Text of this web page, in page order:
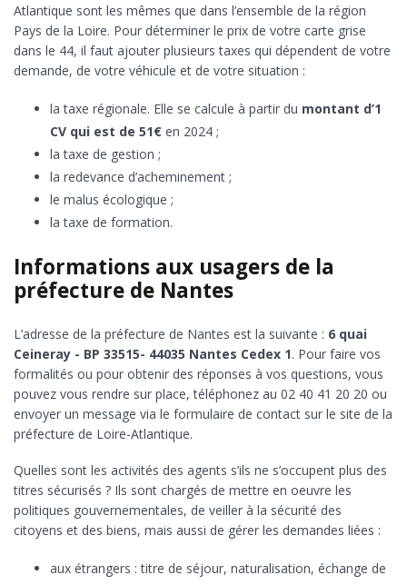
Atlantique sont les mêmes que dans l’ensemble de la région
Pays de la Loire. Pour déterminer le prix de votre carte grise
dans le 44, il faut ajouter plusieurs taxes qui dépendent de votre
demande, de votre véhicule et de votre situation :
la taxe régionale. Elle se calcule à partir du montant d’1
CV qui est de 51€ en 2024 ;
la taxe de gestion ;
la redevance d’acheminement ;
le malus écologique ;
la taxe de formation.
Informations aux usagers de la
préfecture de Nantes
L’adresse de la préfecture de Nantes est la suivante : 6 quai
Ceineray - BP 33515- 44035 Nantes Cedex 1. Pour faire vos
formalités ou pour obtenir des réponses à vos questions, vous
pouvez vous rendre sur place, téléphonez au 02 40 41 20 20 ou
envoyer un message via le formulaire de contact sur le site de la
préfecture de Loire-Atlantique.
Quelles sont les activités des agents s’ils ne s’occupent plus des
titres sécurisés ? Ils sont chargés de mettre en oeuvre les
politiques gouvernementales, de veiller à la sécurité des
citoyens et des biens, mais aussi de gérer les demandes liées :
aux étrangers : titre de séjour, naturalisation, échange de